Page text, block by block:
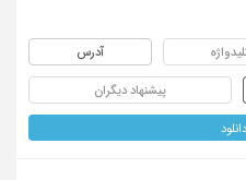
آدرس
پیشنهاد دیگران
دانلود